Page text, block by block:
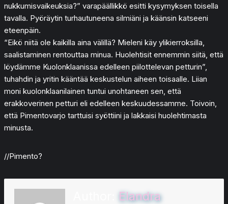
nukkumisvaikeuksia?” varapäällikkö esitti kysymyksen toisella
tavalla. Pyöräytin turhautuneena silmiäni ja käänsin katseeni
eteenpäin.
“Eikö niitä ole kaikilla aina välillä? Mieleni käy ylikierroksilla,
saalistaminen rentouttaa minua. Huolehtisit ennemmin siitä, että
löydämme Kuolonklaanissa edelleen piilottelevan petturin”,
tuhahdin ja yritin kääntää keskustelun aiheen toisaalle. Liian
moni kuolonklaanilainen tuntui unohtaneen sen, että
erakkoverinen petturi eli edelleen keskuudessamme. Toivoin,
että Pimentovarjo tarttuisi syöttiini ja lakkaisi huolehtimasta
minusta.
//Pimento?
Elandra